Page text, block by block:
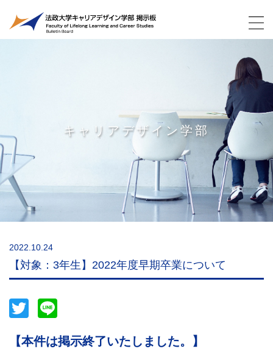
キャリアデザイン学部
2022.10.24
【対象：3年生】2022年度早期卒業について
Twitter
【本件は掲示終了いたしました。】